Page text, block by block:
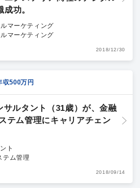
功。
マーケティング
マーケティング
2018/12/30
500万円
サルタント（31歳）が、金融
テム管理にキャリアチェン
ト
テム管理
2018/09/14